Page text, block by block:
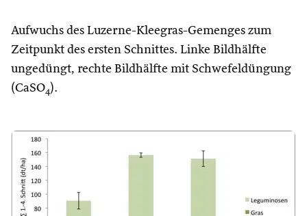
Aufwuchs des Luzerne-Kleegras-Gemenges zum
Zeitpunkt des ersten Schnittes. Linke Bildhälfte
ungedüngt, rechte Bildhälfte mit Schwefeldüngung
(CaSO4).